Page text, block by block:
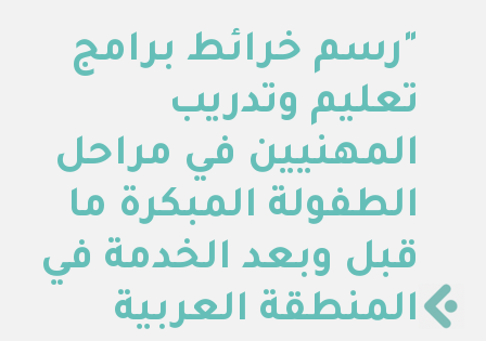
"رسم خرائط برامج
تعليم وتدريب
المهنيين في مراحل
الطفولة المبكرة ما
قبل وبعد الخدمة في
المنطقة العربية